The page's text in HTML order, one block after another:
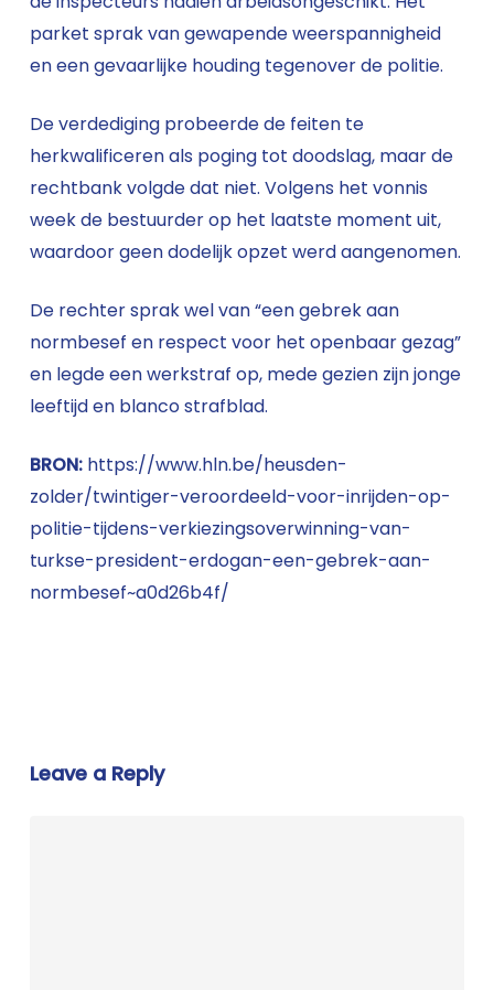
parket sprak van gewapende weerspannigheid
en een gevaarlijke houding tegenover de politie.
De verdediging probeerde de feiten te
herkwalificeren als poging tot doodslag, maar de
rechtbank volgde dat niet. Volgens het vonnis
week de bestuurder op het laatste moment uit,
waardoor geen dodelijk opzet werd aangenomen.
De rechter sprak wel van “een gebrek aan
normbesef en respect voor het openbaar gezag”
en legde een werkstraf op, mede gezien zijn jonge
leeftijd en blanco strafblad.
BRON: https://www.hln.be/heusden-
zolder/twintiger-veroordeeld-voor-inrijden-op-
politie-tijdens-verkiezingsoverwinning-van-
turkse-president-erdogan-een-gebrek-aan-
normbesef~a0d26b4f/
Leave a Reply